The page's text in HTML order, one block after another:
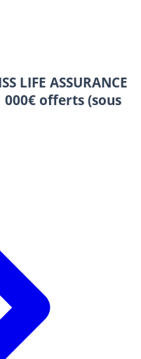
LIFE ASSURANCE
000€ offerts (sous